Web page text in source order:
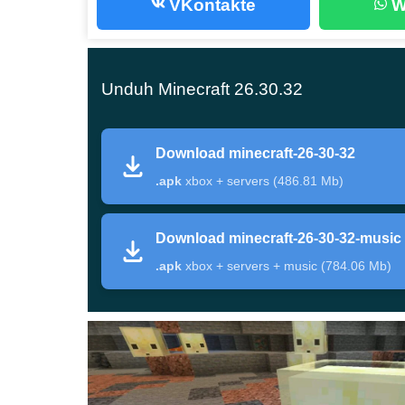
Minecraft 26.30.32 /
Tipe file APK
Fokus Perbaikan Chaos Cubed
Perubahan utama dalam
Tujuan utama build ini adalah meningkatkan
gameplay Bedrock yang stabil. Sebagian besar
Potent Sulfur, generasi terrain, dan visual
VKontakte
Unduh Minecraft 26.30.32
Download minecraft-26-30-32
.apk xbox + servers (486.81 Mb)
Download minecraft-26-30-32-music
.apk xbox + servers + music (784.06 Mb)